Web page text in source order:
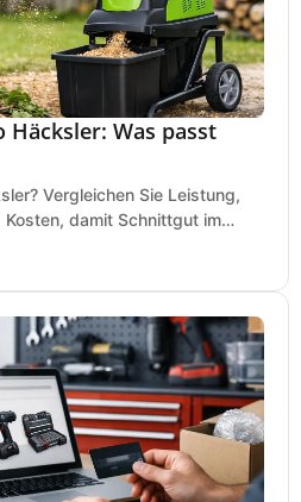
Häcksler: Was passt
Vergleichen Sie Leistung,
damit Schnittgut im